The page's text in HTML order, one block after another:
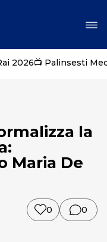
2026📺 Palinsesti
la
Maria De
0 0